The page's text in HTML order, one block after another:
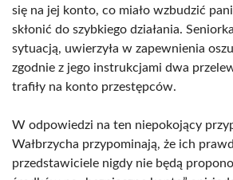
się na jej konto, co miało wzbudzić
skłonić do szybkiego działania.
sytuacją, uwierzyła w zapewnienia
zgodnie z jego instrukcjami dwa
trafiły na konto przestępców.
W odpowiedzi na ten niepokojący
Wałbrzycha przypominają, że ich
przedstawiciele nigdy nie będą